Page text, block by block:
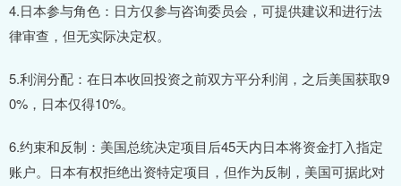
4.日本参与角色：日方仅参与咨询委员会，可提供建议和进行法
律审查，但无实际决定权。
5.利润分配：在日本收回投资之前双方平分利润，之后美国获取9
0%，日本仅得10%。
6.约束和反制：美国总统决定项目后45天内日本将资金打入指定
账户。日本有权拒绝出资特定项目，但作为反制，美国可据此对